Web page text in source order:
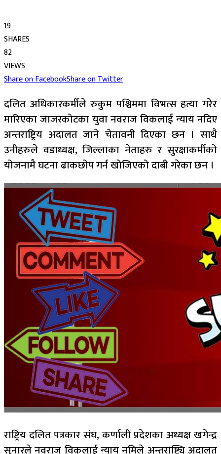
19
SHARES
82
VIEWS
Share on FacebookShare on Twitter
दलित अधिकारकर्मीले रुकुम पश्चिममा विभत्स हत्या गरेर
मारिएका जाजरकोटका युवा नवराज विकलाई न्याय नदिए
अन्तराष्ट्रिय अदालत जाने चेतावनी दिएका छन । साथै
उनीहरुले वडाध्यक्ष, जिल्लाका नेताहरु र सुरक्षाकर्मीको
योजनामै घटना ढाकछोप गर्न खोजिएको दाबी गरेका छन ।
राष्ट्रिय दलित पत्रकार संघ, कर्णाली प्रदेशका अध्यक्ष खगेन्द्र
सुनारले नवराज विकलाई न्याय नमिले अन्तराष्ट्यि अदालत